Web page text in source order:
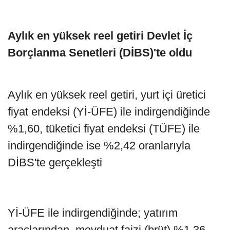
Aylık en yüksek reel getiri Devlet İç
Borçlanma Senetleri (DİBS)'te oldu
Aylık en yüksek reel getiri, yurt içi üretici
fiyat endeksi (Yİ-ÜFE) ile indirgendiğinde
%1,60, tüketici fiyat endeksi (TÜFE) ile
indirgendiğinde ise %2,42 oranlarıyla
DİBS'te gerçekleşti
Yİ-ÜFE ile indirgendiğinde; yatırım